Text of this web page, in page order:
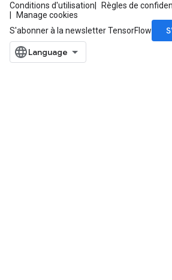
Conditions d'utilisation
Règles de
Manage cookies
S'abonner à la newsletter TensorFlow